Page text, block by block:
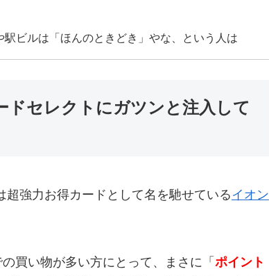
ビルは「ほんのときどき」やな、という人は
ドセレクトにガツンと注入して
強力お得カードとして名を馳せている イオン
買い物が多い方にとって、まさに「 ポイント